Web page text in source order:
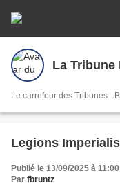
La Tribune
Le carrefour des Tribunes -
Legions
Publié le 13/09/2025 à 11:00
Par fbruntz